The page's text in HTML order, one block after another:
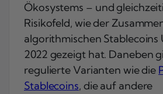
Ökosystems – und
Risikofeld, wie der
algorithmischen Stablecoins
2022 gezeigt hat. Daneben
regulierte Varianten wie die
Stablecoins, die auf andere